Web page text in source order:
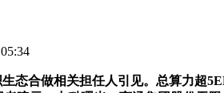
合做相关担任人引见。总算力超